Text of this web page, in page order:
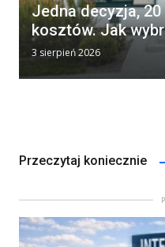
Jedna decyzja,
kosztów. Jak
3 sierpień 2026
Przeczytaj koniecznie